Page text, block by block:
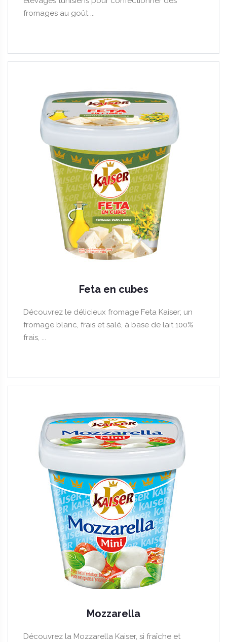
fromages au goût ...
Feta en cubes
Découvrez le délicieux fromage Feta Kaiser; un
fromage blanc, frais et salé, à base de lait 100%
frais, ...
Mozzarella
Découvrez la Mozzarella Kaiser, si fraîche et